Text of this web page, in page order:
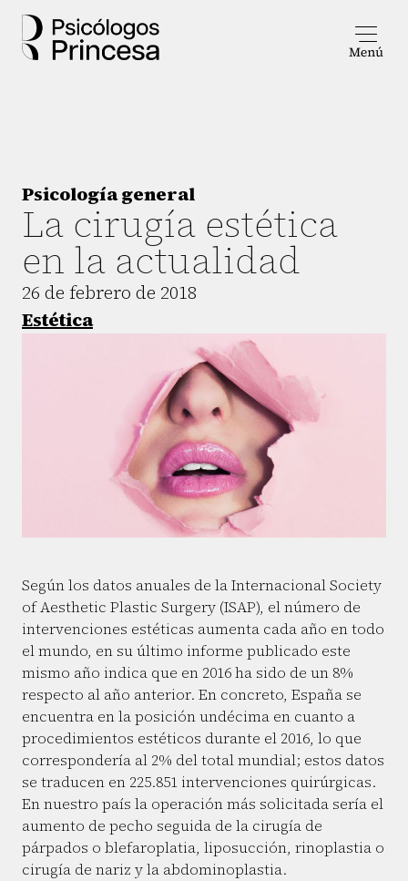
Psicología general
La cirugía estética
en la actualidad
26 de febrero de 2018
Estética
Según los datos anuales de la Internacional Society
of Aesthetic Plastic Surgery (ISAP), el número de
intervenciones estéticas aumenta cada año en todo
el mundo, en su último informe publicado este
mismo año indica que en 2016 ha sido de un 8%
respecto al año anterior. En concreto, España se
encuentra en la posición undécima en cuanto a
procedimientos estéticos durante el 2016, lo que
correspondería al 2% del total mundial; estos datos
se traducen en 225.851 intervenciones quirúrgicas.
En nuestro país la operación más solicitada sería el
aumento de pecho seguida de la cirugía de
párpados o blefaroplatia, liposucción, rinoplastia o
cirugía de nariz y la abdominoplastia.